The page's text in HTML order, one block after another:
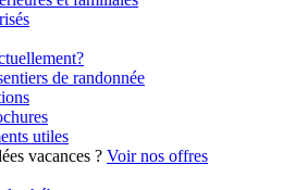
de randonnée
utiles
vacances ? Voir nos offres